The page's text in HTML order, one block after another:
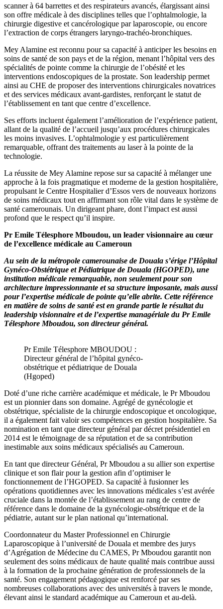
scanner à 64 barrettes et des respirateurs avancés, élargissant ainsi
son offre médicale à des disciplines telles que l’ophtalmologie, la
chirurgie digestive et cancérologique par laparoscopie, ou encore
l’extraction de corps étrangers laryngo-trachéo-bronchiques.
Mey Alamine est reconnu pour sa capacité à anticiper les besoins en
soins de santé de son pays et de la région, menant l’hôpital vers des
spécialités de pointe comme la chirurgie de l’obésité et les
interventions endoscopiques de la prostate. Son leadership permet
ainsi au CHE de proposer des interventions chirurgicales novatrices
et des services médicaux avant-gardistes, renforçant le statut de
l’établissement en tant que centre d’excellence.
Ses efforts incluent également l’amélioration de l’expérience patient,
allant de la qualité de l’accueil jusqu’aux procédures chirurgicales
les moins invasives. L’ophtalmologie y est particulièrement
remarquable, offrant des traitements au laser à la pointe de la
technologie.
La réussite de Mey Alamine repose sur sa capacité à mélanger une
approche à la fois pragmatique et moderne de la gestion hospitalière,
propulsant le Centre Hospitalier d’Essos vers de nouveaux horizons
de soins médicaux tout en affirmant son rôle vital dans le système de
santé camerounais. Un dirigeant phare, dont l’impact est aussi
profond que le respect qu’il inspire.
Pr Emile Télesphore Mboudou, un leader visionnaire au cœur
de l’excellence médicale au Cameroun
Au sein de la métropole camerounaise de Douala s’érige l’Hôpital
Gynéco-Obstétrique et Pédiatrique de Douala (HGOPED), une
institution médicale remarquable, non seulement pour son
architecture impressionnante et sa structure imposante, mais aussi
pour l’expertise médicale de pointe qu’elle abrite. Cette référence
en matière de soins de santé est en grande partie le résultat du
leadership visionnaire et de l’expertise managériale du Pr Emile
Télesphore Mboudou, son directeur général.
Pr Emile Télesphore MBOUDOU :
Directeur général de l’hôpital gynéco-
obstétrique et pédiatrique de Douala
(Hgoped)
Doté d’une riche carrière académique et médicale, le Pr Mboudou
est un pionnier dans son domaine. Agrégé de gynécologie et
obstétrique, spécialiste de la chirurgie endoscopique et oncologique,
il a également fait valoir ses compétences en gestion hospitalière. Sa
nomination en tant que directeur général par décret présidentiel en
2014 est le témoignage de sa réputation et de sa contribution
inestimable aux soins médicaux spécialisés au Cameroun.
En tant que directeur Général, Pr Mboudou a su allier son expertise
clinique et son flair pour la gestion afin d’optimiser le
fonctionnement de l’HGOPED. Sa capacité à fusionner les
opérations quotidiennes avec les innovations médicales s’est avérée
cruciale dans la montée de l’établissement au rang de centre de
référence dans le domaine de la gynécologie-obstétrique et de la
pédiatrie, autant sur le plan national qu’international.
Coordonnateur du Master Professionnel en Chirurgie
Laparoscopique à l’université de Douala et membre des jurys
d’Agrégation de Médecine du CAMES, Pr Mboudou garantit non
seulement des soins médicaux de haute qualité mais contribue aussi
à la formation de la prochaine génération de professionnels de la
santé. Son engagement pédagogique est renforcé par ses
nombreuses collaborations avec des universités à travers le monde,
élevant ainsi le standard académique au Cameroun et au-delà.